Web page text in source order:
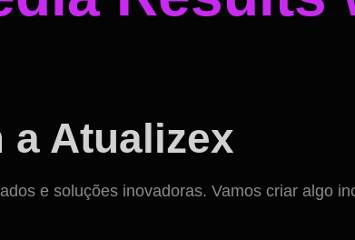
a Atualizex
e soluções inovadoras. Vamos criar algo